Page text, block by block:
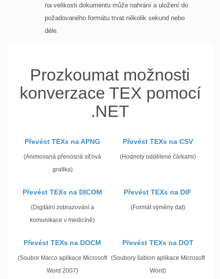
na velikosti dokumentu může nahrání a uložení do
požadovaného formátu trvat několik sekund nebo
déle.
Prozkoumat možnosti
konverzace TEX pomocí
.NET
Převést TEXs na APNG
(Animovaná přenosná síťová
grafika)
Převést TEXs na CSV
(Hodnoty oddělené čárkami)
Převést TEXs na DICOM
(Digitální zobrazování a
komunikace v medicíně)
Převést TEXs na DIF
(Formát výměny dat)
Převést TEXs na DOCM
(Soubor Marco aplikace Microsoft
Word 2007)
Převést TEXs na DOT
(Soubory šablon aplikace Microsoft
Word)